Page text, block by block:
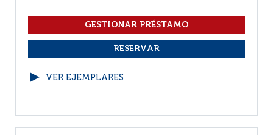
VER EJEMPLARES